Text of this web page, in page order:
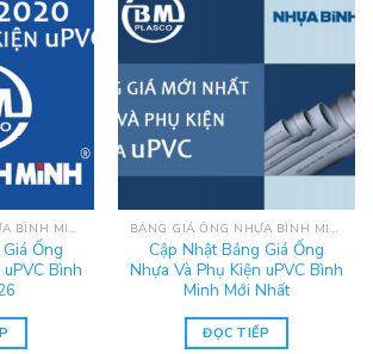
BẢNG GIÁ ỐNG NHỰA BÌNH MINH, PHỤ KIỆN ỐNG NHỰA UPVC BÌNH MINH
Ống
Bình
BẢNG GIÁ ỐNG NHỰA BÌNH MINH, PHỤ KIỆN ỐNG NHỰA UPVC BÌNH MINH
Cập Nhật Bảng Giá Ống
Nhựa Và Phụ Kiện uPVC Bình
Minh Mới Nhất
ĐỌC TIẾP